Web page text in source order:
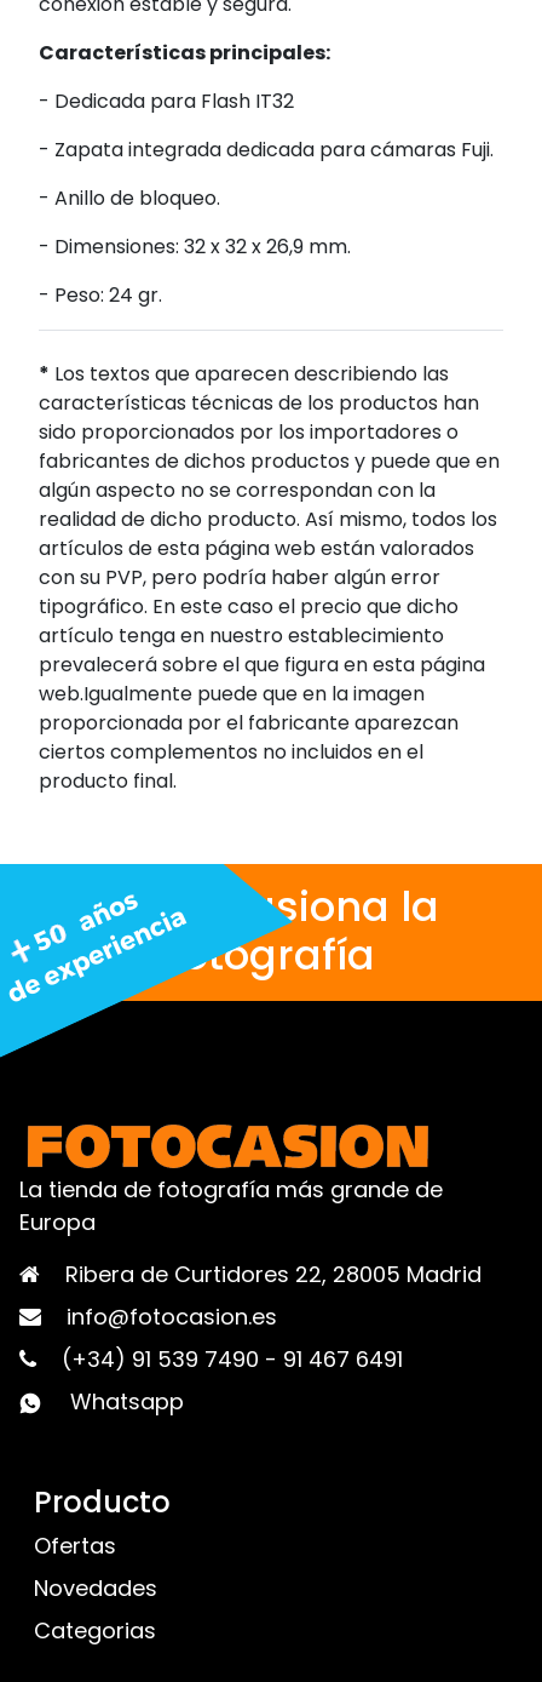
Características principales:
- Dedicada para Flash IT32
- Zapata integrada dedicada para cámaras Fuji.
- Anillo de bloqueo.
- Dimensiones: 32 x 32 x 26,9 mm.
- Peso: 24 gr.
* Los textos que aparecen describiendo las
características técnicas de los productos han
sido proporcionados por los importadores o
fabricantes de dichos productos y puede que en
algún aspecto no se correspondan con la
realidad de dicho producto. Así mismo, todos los
artículos de esta página web están valorados
con su PVP, pero podría haber algún error
tipográfico. En este caso el precio que dicho
artículo tenga en nuestro establecimiento
prevalecerá sobre el que figura en esta página
web.Igualmente puede que en la imagen
proporcionada por el fabricante aparezcan
ciertos complementos no incluidos en el
producto final.
Nos apasiona la
fotografía
La tienda de fotografía más grande de
Europa
Ribera de Curtidores 22, 28005 Madrid
info@fotocasion.es
(+34) 91 539 7490 - 91 467 6491
Whatsapp
Producto
Ofertas
Novedades
Categorias